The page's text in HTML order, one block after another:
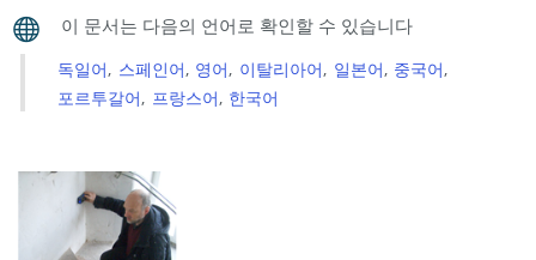
독일어 스페인어 영어 이탈리아어 일본어 중국어
포르투갈어 프랑스어 한국어